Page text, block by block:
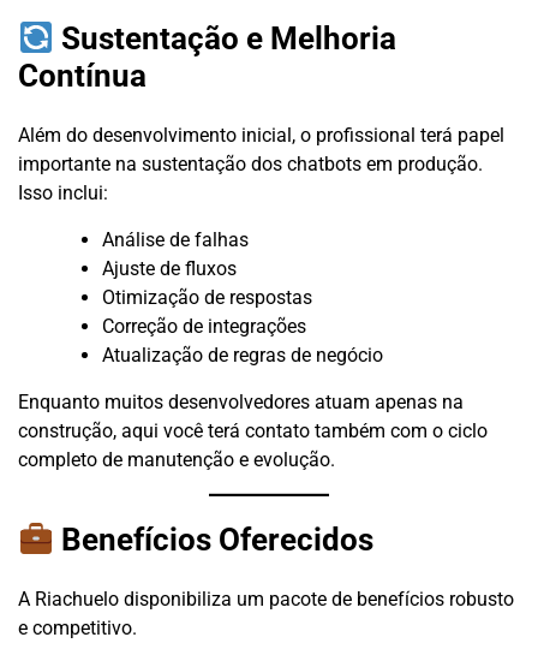
Sustentação e Melhoria
Contínua
Além do desenvolvimento inicial, o profissional terá papel
importante na sustentação dos chatbots em produção.
Isso inclui:
Análise de falhas
Ajuste de fluxos
Otimização de respostas
Correção de integrações
Atualização de regras de negócio
Enquanto muitos desenvolvedores atuam apenas na
construção, aqui você terá contato também com o ciclo
completo de manutenção e evolução.
Benefícios Oferecidos
A Riachuelo disponibiliza um pacote de benefícios robusto
e competitivo.